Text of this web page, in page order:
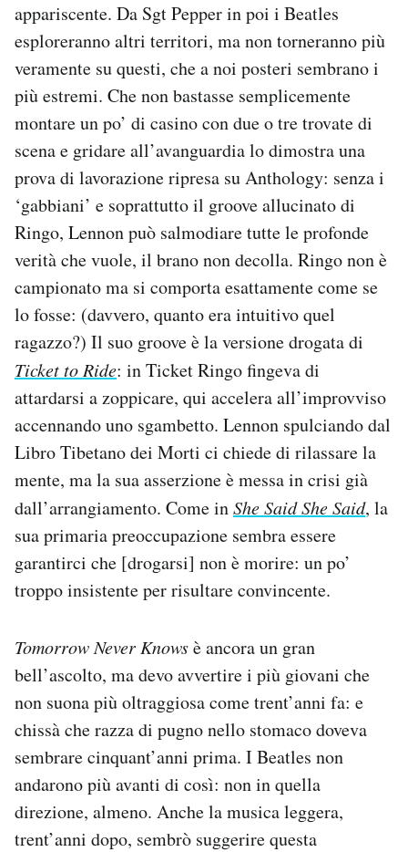
appariscente. Da Sgt Pepper in poi i Beatles
esploreranno altri territori, ma non torneranno più
veramente su questi, che a noi posteri sembrano i
più estremi. Che non bastasse semplicemente
montare un po’ di casino con due o tre trovate di
scena e gridare all’avanguardia lo dimostra una
prova di lavorazione ripresa su Anthology: senza i
‘gabbiani’ e soprattutto il groove allucinato di
Ringo, Lennon può salmodiare tutte le profonde
verità che vuole, il brano non decolla. Ringo non è
campionato ma si comporta esattamente come se
lo fosse: (davvero, quanto era intuitivo quel
ragazzo?) Il suo groove è la versione drogata di
Ticket to Ride: in Ticket Ringo fingeva di
attardarsi a zoppicare, qui accelera all’improvviso
accennando uno sgambetto. Lennon spulciando dal
Libro Tibetano dei Morti ci chiede di rilassare la
mente, ma la sua asserzione è messa in crisi già
dall’arrangiamento. Come inShe Said She Said, la
sua primaria preoccupazione sembra essere
garantirci che [drogarsi] non è morire: un po’
troppo insistente per risultare convincente.
Tomorrow Never Knowsè ancora un gran
bell’ascolto, ma devo avvertire i più giovani che
non suona più oltraggiosa come trent’anni fa: e
chissà che razza di pugno nello stomaco doveva
sembrare cinquant’anni prima. I Beatles non
andarono più avanti di così: non in quella
direzione, almeno. Anche la musica leggera,
trent’anni dopo, sembrò suggerire questa